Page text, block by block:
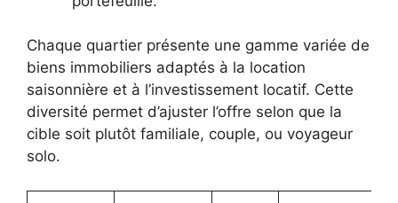
Chaque quartier présente une gamme variée de
biens immobiliers adaptés à la location
saisonnière et à l’investissement locatif. Cette
diversité permet d’ajuster l’offre selon que la
cible soit plutôt familiale, couple, ou voyageur
solo.